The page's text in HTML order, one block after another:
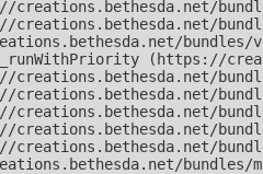
creations.bethesda.net/
creations.bethesda.net/
(https://
creations.bethesda.net/
creations.bethesda.net/
creations.bethesda.net/
creations.bethesda.net/
creations.bethesda.net/